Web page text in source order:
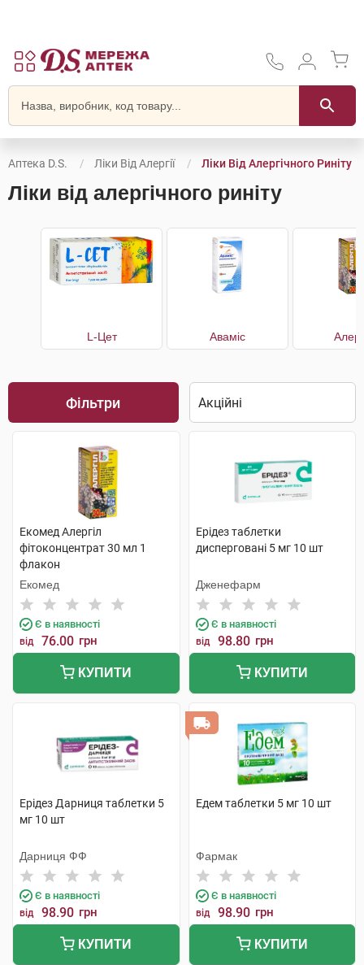
Аптека D.S. Ліки Від Алергії Ліки Від Алергічного Риніту
Ліки від алергічного риніту
L-Цет Аваміс
Фільтри
Екомед Алергіл
фітоконцентрат 30 мл 1
флакон
Екомед
Є в наявності
від 76.00 грн
КУПИТИ
Ерідез таблетки
дисперговані 5 мг 10 шт
Дженефарм
Є в наявності
від 98.80 грн
КУПИТИ
Ерідез Дарниця таблетки 5
мг 10 шт
Дарниця ФФ
Є в наявності
від 98.90 грн
КУПИТИ
Едем таблетки 5 мг 10 шт
Фармак
Є в наявності
від 98.90 грн
КУПИТИ